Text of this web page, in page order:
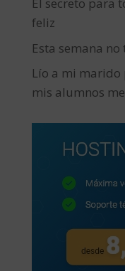
feliz
Esta semana
Lío a mi marido
mis alumnos